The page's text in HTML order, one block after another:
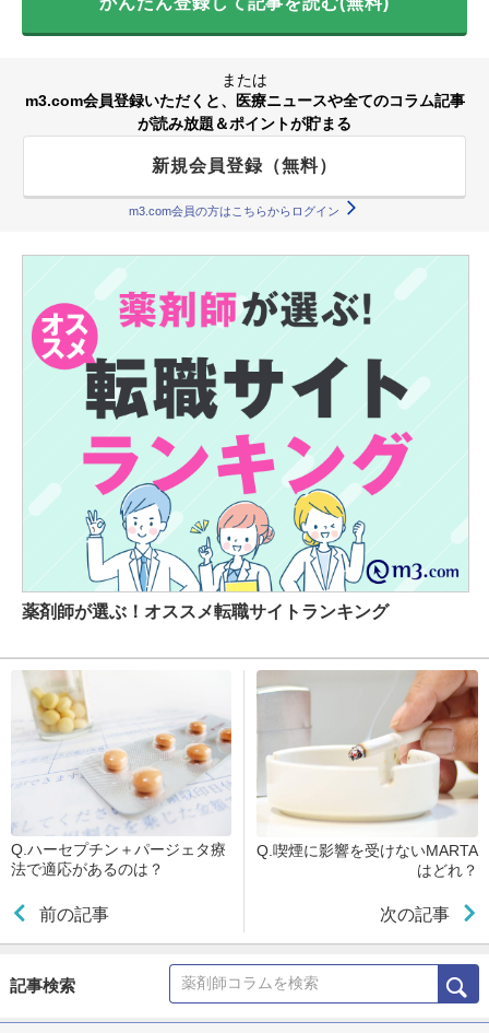
または
m3.com会員登録いただくと、医療ニュースや全てのコラム記事
が読み放題＆ポイントが貯まる
新規会員登録（無料）
m3.com会員の方はこちらからログイン
薬剤師が選ぶ！オススメ転職サイトランキング
Q.ハーセプチン＋パージェタ療
法で適応があるのは？
前の記事
Q.喫煙に影響を受けないMARTA
はどれ？
次の記事
記事検索